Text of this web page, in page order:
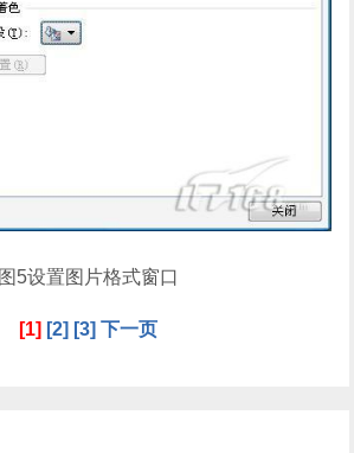
图5设置图片格式窗口
[1] [2] [3] 下一页